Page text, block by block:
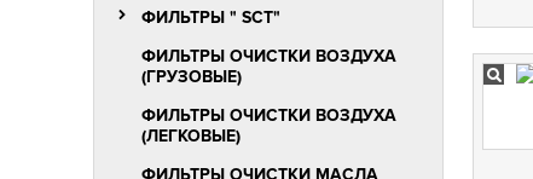
ФИЛЬТРЫ " SCT"
ФИЛЬТРЫ ОЧИСТКИ ВОЗДУХА
(ГРУЗОВЫЕ)
ФИЛЬТРЫ ОЧИСТКИ ВОЗДУХА
(ЛЕГКОВЫЕ)
ФИЛЬТРЫ ОЧИСТКИ МАСЛА